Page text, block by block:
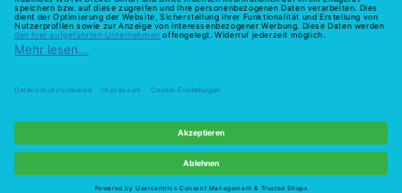
E-Mail
Zahlungsmethoden
Widerrufsrecht
AGB Versand Kontaktinformationen Impressum